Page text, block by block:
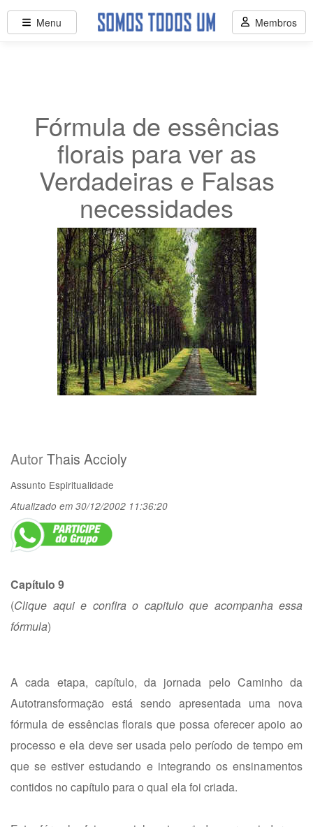
Fórmula de essências
florais para ver as
Verdadeiras e Falsas
necessidades
AutorThais Accioly
Assunto Espiritualidade
Atualizado em 30/12/2002 11:36:20
Capítulo 9
(Clique aqui e confira o capitulo que acompanha essa
fórmula)
A cada etapa, capítulo, da jornada pelo Caminho da
Autotransformação está sendo apresentada uma nova
fórmula de essências florais que possa oferecer apoio ao
processo e ela deve ser usada pelo período de tempo em
que se estiver estudando e integrando os ensinamentos
contidos no capítulo para o qual ela foi criada.
Menu Membros